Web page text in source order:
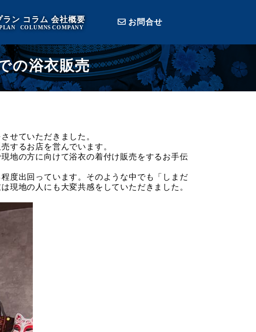
ラン コラム
COLUMNS
会社概要
COMPANY
お問合せ
の浴衣販売
せていただきました。
するお店を営んでいます。
地の方に向けて浴衣の着付け販売をするお手伝
度出回っています。そのような中でも「しまだ
現地の人にも大変共感をしていただきました。